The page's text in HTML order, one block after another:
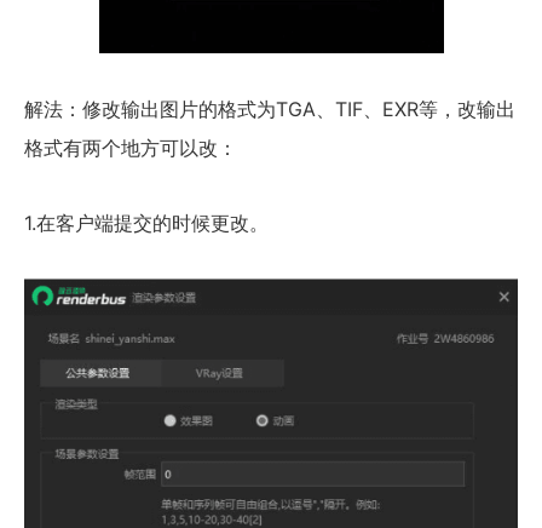
解法：修改输出图片的格式为TGA、TIF、EXR等，改输出
格式有两个地方可以改：
1.在客户端提交的时候更改。